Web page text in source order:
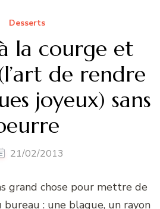
Desserts
la courge et
de rendre
joyeux) sans
21/02/2013
grand chose pour mettre de
: une blague, un rayon